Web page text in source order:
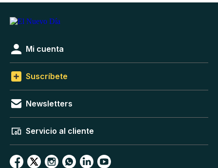
Mi cuenta
Suscríbete
Newsletters
Servicio al cliente